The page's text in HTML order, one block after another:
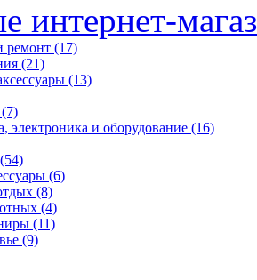
интернет-
ремонт (17)
(21)
(13)
(7)
электроника и оборудование (16)
(54)
(6)
(8)
(4)
(11)
(9)